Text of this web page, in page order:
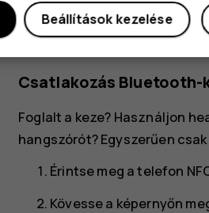
hogy újra kell
telepítenie a fizetési
Csatlakozás Bluetooth-
Foglalt a keze? Használjon
hangszórót? Egyszerűen
Érintse meg a telefon
Kövesse a képernyőn
Beállítások kezelése